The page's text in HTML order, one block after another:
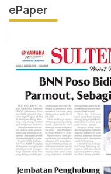
ePaper